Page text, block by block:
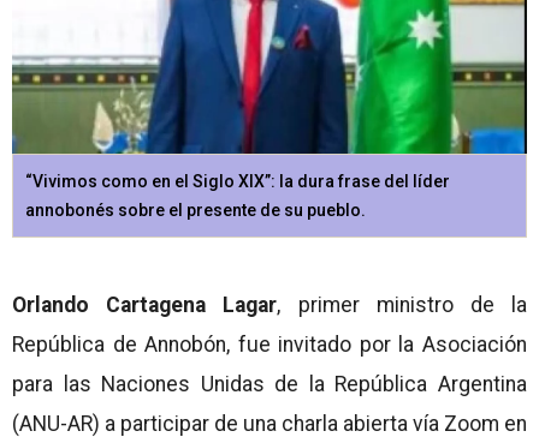
“Vivimos como en el Siglo XIX”: la dura frase del líder
annobonés sobre el presente de su pueblo.
Orlando Cartagena Lagar, primer ministro de la
República de Annobón, fue invitado por la Asociación
para las Naciones Unidas de la República Argentina
(ANU-AR) a participar de una charla abierta vía Zoom en